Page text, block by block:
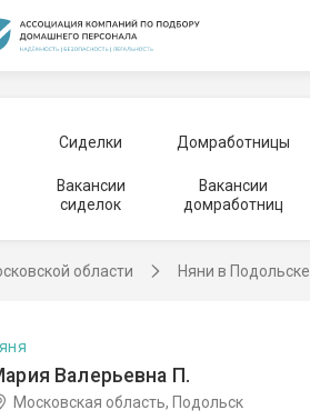
Сиделки Домработницы
Вакансии
сиделок
Вакансии
домработниц
области Няни в Подольске
Валерьевна П.
Московская область, Подольск